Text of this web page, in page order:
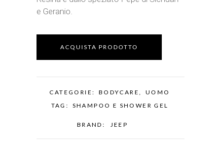
e Geranio.
ACQUISTA PRODOTTO
CATEGORIE: BODYCARE,
UOMO
TAG:
SHAMPOO E SHOWER GEL
BRAND: JEEP